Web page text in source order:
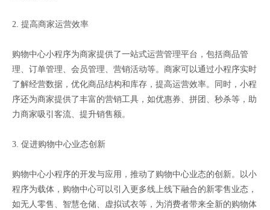
2. 提高商家运营效率
购物中心小程序为商家提供了一站式运营管理平台，包括商品管
理、订单管理、会员管理、营销活动等。商家可以通过小程序实时
了解经营数据，优化商品结构和库存，提高运营效率。同时，小程
序还为商家提供了丰富的营销工具，如优惠券、拼团、秒杀等，助
力商家吸引客流、提升销售额。
3. 促进购物中心业态创新
购物中心小程序的开发与应用，推动了购物中心业态的创新。以小
程序为载体，购物中心可以引入更多线上线下融合的新零售业态，
如无人零售、智慧仓储、虚拟试衣等，为消费者带来全新的购物体